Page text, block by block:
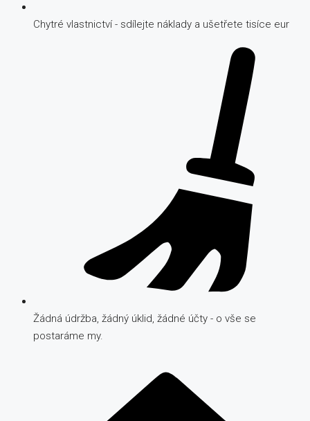
Chytré vlastnictví - sdílejte náklady a ušetřete tisíce eur
Žádná údržba, žádný úklid, žádné účty - o vše se
postaráme my.